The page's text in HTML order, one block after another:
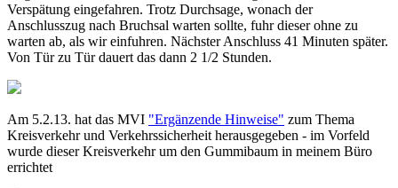
Verspätung eingefahren. Trotz Durchsage, wonach der
Anschlusszug nach Bruchsal warten sollte, fuhr dieser ohne zu
warten ab, als wir einfuhren. Nächster Anschluss 41 Minuten später.
Von Tür zu Tür dauert das dann 2 1/2 Stunden.
Am 5.2.13. hat das MVI "Ergänzende Hinweise" zum Thema
Kreisverkehr und Verkehrssicherheit herausgegeben - im Vorfeld
wurde dieser Kreisverkehr um den Gummibaum in meinem Büro
errichtet